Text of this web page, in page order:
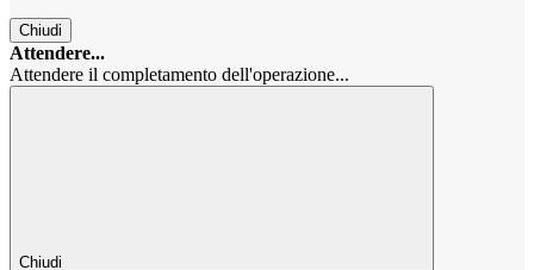
Chiudi
Attendere...
Attendere il completamento dell'operazione...
Chiudi